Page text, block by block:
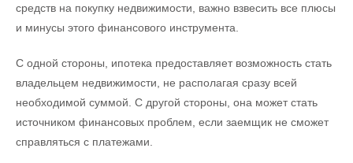
средств на покупку недвижимости, важно взвесить все плюсы
и минусы этого финансового инструмента.
С одной стороны, ипотека предоставляет возможность стать
владельцем недвижимости, не располагая сразу всей
необходимой суммой. С другой стороны, она может стать
источником финансовых проблем, если заемщик не сможет
справляться с платежами.